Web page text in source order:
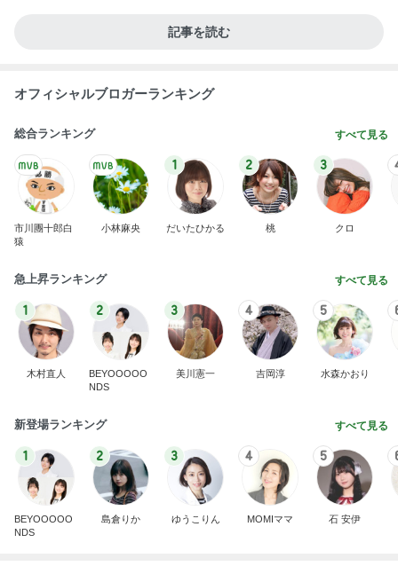
記事を読む
オフィシャルブロガーランキング
総合ランキング すべて見る
市川團十郎白
猿
小林麻央
1
だいたひかる
2
桃
3
クロ
急上昇ランキング すべて見る
1
木村直人
2
BEYOOOOO
NDS
3
美川憲一
4
吉岡淳
5
水森かおり
新登場ランキング すべて見る
1
BEYOOOOO
NDS
2
島倉りか
3
ゆうこりん
4
MOMIママ
5
石 安伊